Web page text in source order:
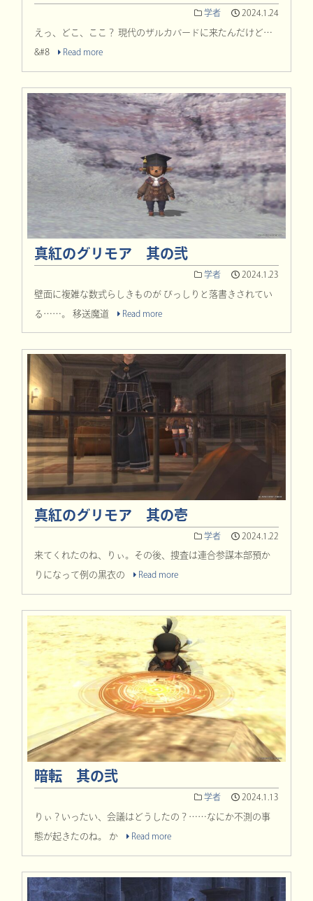
学者 2024.1.24
えっ、どこ、ここ？ 現代のザルカバードに来たんだけど…
&#8 Read more
真紅のグリモア 其の弐
学者 2024.1.23
壁面に複雑な数式らしきものが びっしりと落書きされてい
る……。 移送魔道 Read more
真紅のグリモア 其の壱
学者 2024.1.22
来てくれたのね、りぃ。その後、捜査は連合参謀本部預か
りになって例の黒衣の Read more
暗転 其の弐
学者 2024.1.13
りぃ？いったい、会議はどうしたの？……なにか不測の事
態が起きたのね。 か Read more